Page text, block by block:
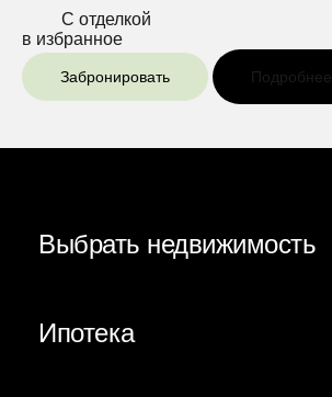
С отделкой
в избранное
Забронировать Подробнее
Выбрать недвижимость
Ипотека